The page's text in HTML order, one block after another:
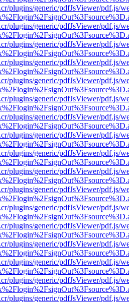
plugins/generic/pdfJsViewer/pdf.js/
plugins/generic/pdfJsViewer/pdf.js/
plugins/generic/pdfJsViewer/pdf.js/
plugins/generic/pdfJsViewer/pdf.js/
plugins/generic/pdfJsViewer/pdf.js/
plugins/generic/pdfJsViewer/pdf.js/
plugins/generic/pdfJsViewer/pdf.js/
plugins/generic/pdfJsViewer/pdf.js/
plugins/generic/pdfJsViewer/pdf.js/
plugins/generic/pdfJsViewer/pdf.js/
plugins/generic/pdfJsViewer/pdf.js/
plugins/generic/pdfJsViewer/pdf.js/
plugins/generic/pdfJsViewer/pdf.js/
plugins/generic/pdfJsViewer/pdf.js/
plugins/generic/pdfJsViewer/pdf.js/
plugins/generic/pdfJsViewer/pdf.js/
plugins/generic/pdfJsViewer/pdf.js/